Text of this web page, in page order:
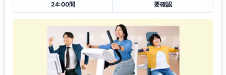
24:00間
要確認